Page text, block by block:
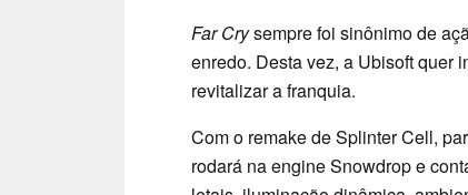
Far Crysempre foi sinônimo de
enredo. Desta vez, a Ubisoft quer
revitalizar a franquia.
Com o remake de Splinter Cell,
rodará na engine Snowdrop e